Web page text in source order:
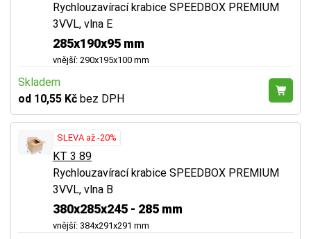
Rychlouzavírací krabice SPEEDBOX PREMIUM
3VVL, vlna E
285x190x95 mm
vnější: 290x195x100 mm
Skladem
od 10,55 Kč bez DPH
SLEVA až -20%
KT 3 89
Rychlouzavírací krabice SPEEDBOX PREMIUM
3VVL, vlna B
380x285x245 - 285 mm
vnější: 384x291x291 mm